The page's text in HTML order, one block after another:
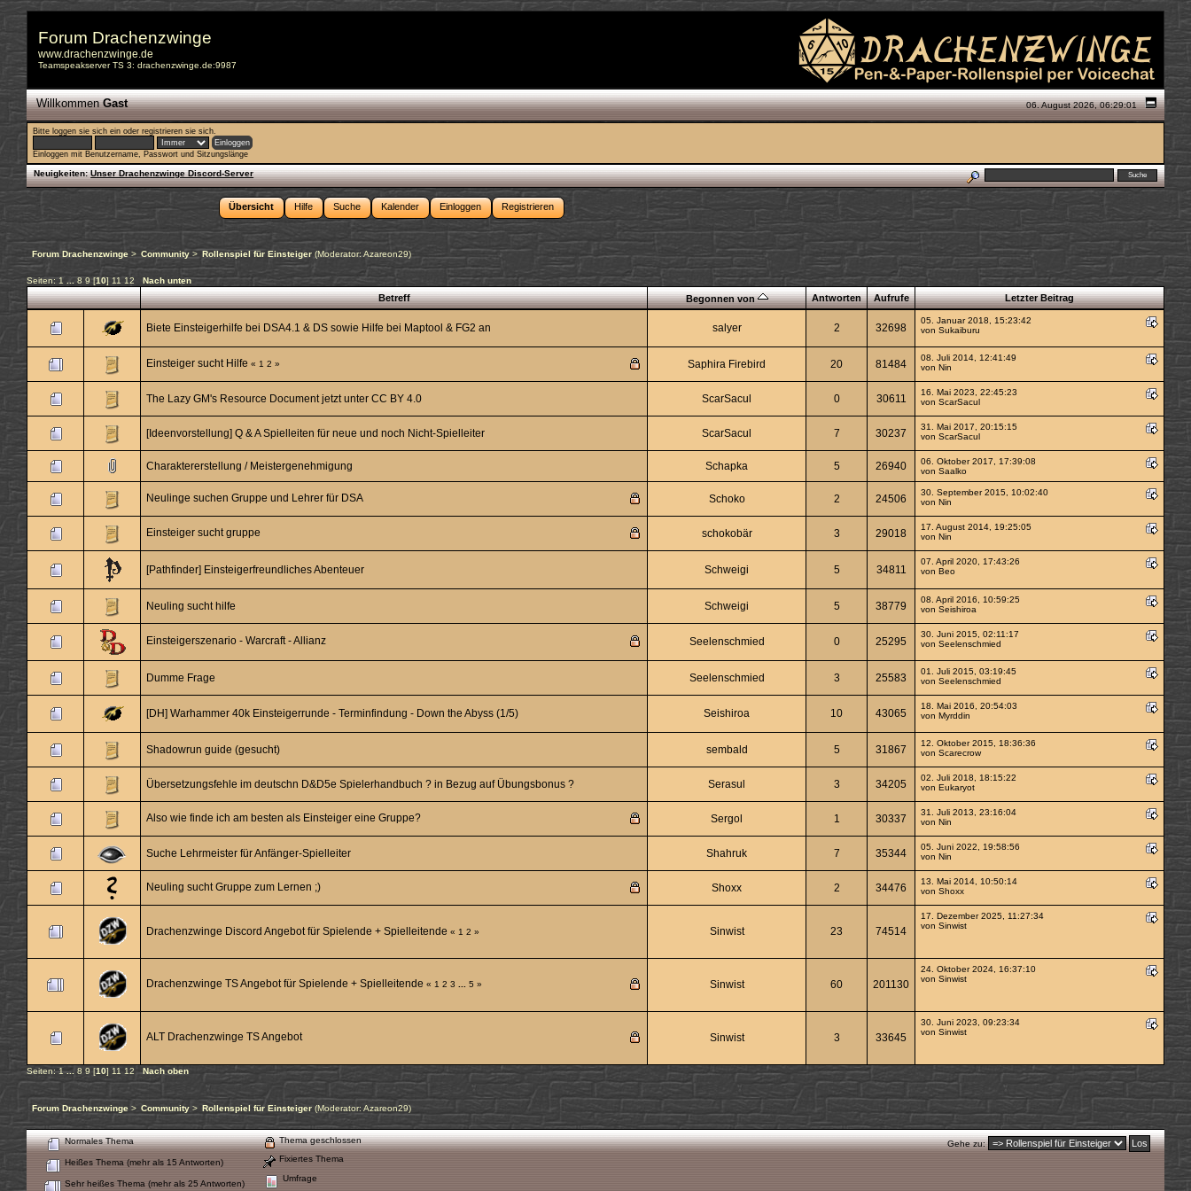
Forum Drachenzwinge
www.drachenzwinge.de
Teamspeakserver TS 3: drachenzwinge.de:9987
06. August 2026, 06:29:01
WillkommenGast
Bitte loggen sie sich ein oderregistrieren sie sich.
Einloggen mit Benutzername, Passwort und Sitzungslänge
Neuigkeiten: Unser Drachenzwinge Discord-Server
Übersicht Hilfe Suche Kalender Einloggen Registrieren
Forum Drachenzwinge > Community> Rollenspiel für Einsteiger(Moderator:Azareon29)
Seiten:1 8 9 [10] 11 12 Nach unten
Betreff Begonnen von Antworten Aufrufe Letzter Beitrag
Biete Einsteigerhilfe bei DSA4.1 & DS sowie Hilfe bei Maptool & FG2 an salyer 2 32698
05. Januar 2018, 15:23:42
von Sukaiburu
Einsteiger sucht Hilfe « 1 2 » Saphira Firebird 20 81484
08. Juli 2014, 12:41:49
von Nin
The Lazy GM's Resource Document jetzt unter CC BY 4.0 ScarSacul 0 30611
16. Mai 2023, 22:45:23
von ScarSacul
[Ideenvorstellung] Q & A Spielleiten für neue und noch Nicht-Spielleiter ScarSacul 7 30237
31. Mai 2017, 20:15:15
von ScarSacul
Charaktererstellung / Meistergenehmigung Schapka 5 26940
06. Oktober 2017, 17:39:08
von Saalko
Neulinge suchen Gruppe und Lehrer für DSA Schoko 2 24506
30. September 2015, 10:02:40
von Nin
Einsteiger sucht gruppe schokobär 3 29018
17. August 2014, 19:25:05
von Nin
[Pathfinder] Einsteigerfreundliches Abenteuer Schweigi 5 34811
07. April 2020, 17:43:26
von Beo
Neuling sucht hilfe Schweigi 5 38779
08. April 2016, 10:59:25
von Seishiroa
Einsteigerszenario - Warcraft - Allianz Seelenschmied 0 25295
30. Juni 2015, 02:11:17
von Seelenschmied
Dumme Frage Seelenschmied 3 25583
01. Juli 2015, 03:19:45
von Seelenschmied
[DH] Warhammer 40k Einsteigerrunde - Terminfindung - Down the Abyss (1/5) Seishiroa 10 43065
18. Mai 2016, 20:54:03
von Myrddin
Shadowrun guide (gesucht) sembald 5 31867
12. Oktober 2015, 18:36:36
von Scarecrow
Übersetzungsfehle im deutschn D&D5e Spielerhandbuch ? in Bezug auf Übungsbonus ? Serasul 3 34205
02. Juli 2018, 18:15:22
von Eukaryot
Also wie finde ich am besten als Einsteiger eine Gruppe? Sergol 1 30337
31. Juli 2013, 23:16:04
von Nin
Suche Lehrmeister für Anfänger-Spielleiter Shahruk 7 35344
05. Juni 2022, 19:58:56
von Nin
Neuling sucht Gruppe zum Lernen ;) Shoxx 2 34476
13. Mai 2014, 10:50:14
von Shoxx
Drachenzwinge Discord Angebot für Spielende + Spielleitende « 1 2 » Sinwist 23 74514
17. Dezember 2025, 11:27:34
von Sinwist
Drachenzwinge TS Angebot für Spielende + Spielleitende « 1 2 3 5 » Sinwist 60 201130
24. Oktober 2024, 16:37:10
von Sinwist
ALT Drachenzwinge TS Angebot Sinwist 3 33645
30. Juni 2023, 09:23:34
von Sinwist
Seiten:1 ... 8 9 [10] 11 12 Nach oben
Forum Drachenzwinge > Community> Rollenspiel für Einsteiger(Moderator: Azareon29)
Gehe zu:
Normales Thema
Heißes Thema (mehr als 15 Antworten)
Sehr heißes Thema (mehr als 25 Antworten)
Thema geschlossen
Fixiertes Thema
Umfrage